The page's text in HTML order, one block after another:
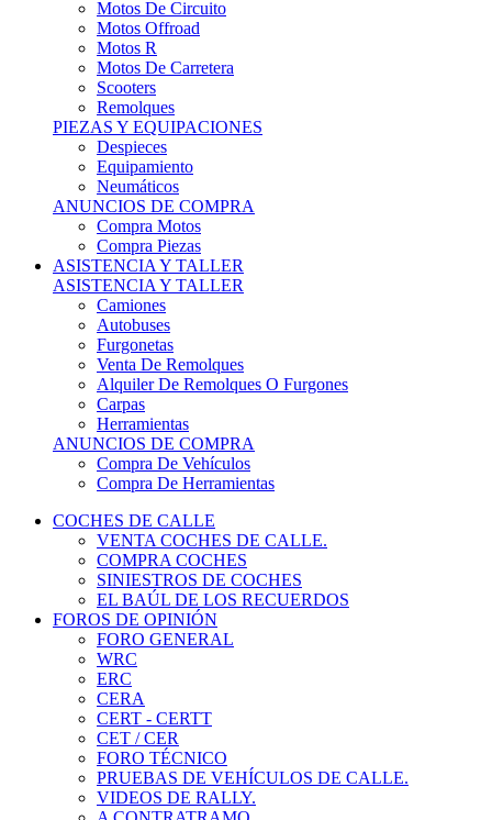
Motos R
Motos De Carretera
Scooters
Remolques
PIEZAS Y EQUIPACIONES
Despieces
Equipamiento
Neumáticos
ANUNCIOS DE COMPRA
Compra Motos
Compra Piezas
ASISTENCIA Y TALLER
ASISTENCIA Y TALLER
Camiones
Autobuses
Furgonetas
Venta De Remolques
Alquiler De Remolques O Furgones
Carpas
Herramientas
ANUNCIOS DE COMPRA
Compra De Vehículos
Compra De Herramientas
COCHES DE CALLE
VENTA COCHES DE CALLE.
COMPRA COCHES
SINIESTROS DE COCHES
EL BAÚL DE LOS RECUERDOS
FOROS DE OPINIÓN
FORO GENERAL
WRC
ERC
CERA
CERT - CERTT
CET / CER
FORO TÉCNICO
PRUEBAS DE VEHÍCULOS DE CALLE.
VIDEOS DE RALLY.
A CONTRATRAMO
TIENDA ONLINE